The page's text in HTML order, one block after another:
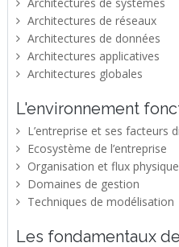
Architectures de réseaux
Architectures de données
Architectures applicatives
Architectures globales
L'environnement
L’entreprise et ses facteurs
Ecosystème de l’entreprise
Organisation et flux
Domaines de gestion
Techniques de modélisation
Les fondamentaux